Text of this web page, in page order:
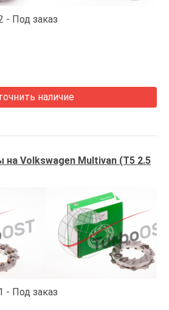
Под заказ
наличие
на Volkswagen Multivan (T5 2.5
Под заказ